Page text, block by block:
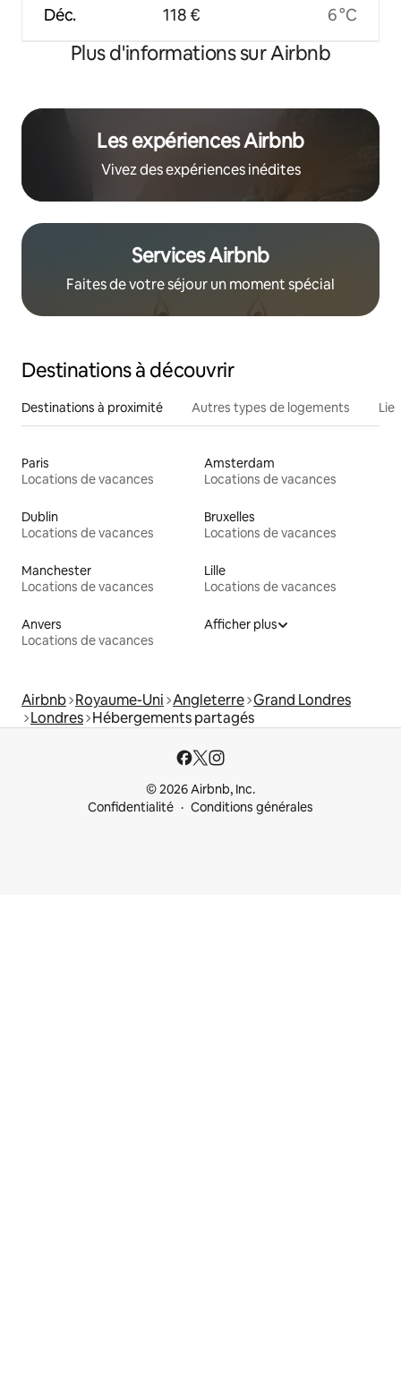
Déc. 118 € 6 °C
Plus d'informations sur Airbnb
Les expériences Airbnb
Vivez des expériences inédites
Services Airbnb
Faites de votre séjour un moment spécial
Destinations à découvrir
Destinations à proximité Autres types de logements
Paris
Locations de vacances
Amsterdam
Locations de vacances
Dublin
Locations de vacances
Bruxelles
Locations de vacances
Manchester
Locations de vacances
Lille
Locations de vacances
Anvers
Locations de vacances
Afficher plus
Airbnb Royaume-Uni Angleterre Grand Londres
Londres Hébergements partagés
© 2026 Airbnb, Inc.
Confidentialité
Conditions générales